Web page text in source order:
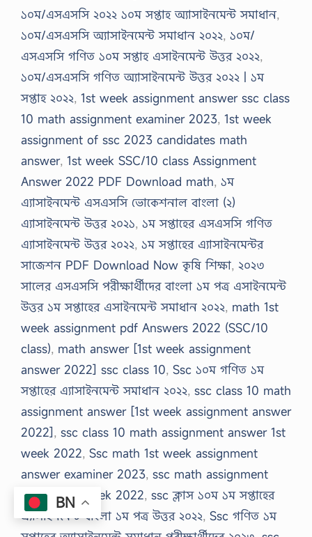
১০ম/এসএসসি ২০২২ ১০ম সপ্তাহ অ্যাসাইনমেন্ট সমাধান,
১০ম/এসএসসি অ্যাসাইনমেন্ট সমাধান ২০২২, ১০ম/
এসএসসি গণিত ১০ম সপ্তাহ এসাইনমেন্ট উত্তর ২০২২,
১০ম/এসএসসি গণিত অ্যাসাইনমেন্ট উত্তর ২০২২ | ১ম
সপ্তাহ ২০২২, 1st week assignment answer ssc class
10 math assignment examiner 2023, 1st week
assignment of ssc 2023 candidates math
answer, 1st week SSC/10 class Assignment
Answer 2022 PDF Download math, ১ম
এ্যাসাইনমেন্ট এসএসসি ভোকেশনাল বাংলা (২)
এ্যাসাইনমেন্ট উত্তর ২০২১, ১ম সপ্তাহের এসএসসি গণিত
এ্যাসাইনমেন্ট উত্তর ২০২২, ১ম সপ্তাহের এ্যাসাইনমেন্টর
সাজেশন PDF Download Now কৃষি শিক্ষা, ২০২৩
সালের এসএসসি পরীক্ষার্থীদের বাংলা ১ম পত্র এসাইনমেন্ট
উত্তর ১ম সপ্তাহের এসাইনমেন্ট সমাধান ২০২২, math 1st
week assignment pdf Answers 2022 (SSC/10
class), math answer [1st week assignment
answer 2022] ssc class 10, Ssc ১০ম গণিত ১ম
সপ্তাহের এ্যাসাইনমেন্ট সমাধান ২০২২, ssc class 10 math
assignment answer [1st week assignment answer
2022], ssc class 10 math assignment answer 1st
week 2022, Ssc math 1st week assignment
answer examiner 2023, ssc math assignment
answer 1st week 2022, ssc ক্লাস ১০ম ১ম সপ্তাহের
এ্যাসাইনমেন্ট বাংলা ১ম পত্র উত্তর ২০২২, Ssc গণিত ১ম
BN